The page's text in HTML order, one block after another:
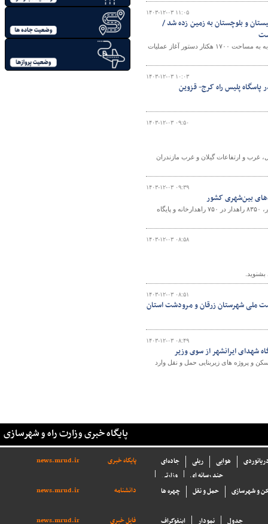
۱۴۰۳-۱۲-۰۳ ۱۱:۰۵
واحد مسکونی در جنوب سیستان و بلوچستان به زمین زده شد /
وزیر راه و شهرسازی با حضور در آیین کلنگ زنی ۹۰۵۰ واحد نهضت ملی مسکن در زمینی به به مساحت ۱۷۰۰ هکتار دستور آغاز عملیات
۱۴۰۳-۱۲-۰۳ ۱۰:۰۳
پلیس راه کرج- قزوین
۱۴۰۳-۱۲-۰۳ ۰۹:۵۰
غرب و ارتفاعات گیلان و غرب مازندران
۱۴۰۳-۱۲-۰۳ ۰۹:۳۹
با صدور هشدار نارنجی و قرمز سازمان هواشناسی و بارش برف و باران در ۲۸ استان کشور، ۸۳۵۰ راهدار در ۷۵۰ راهدارخانه و پایگاه‌
۱۴۰۳-۱۲-۰۳ ۰۸:۵۸
۱۴۰۳-۱۲-۰۳ ۰۸:۵۱
ملی شهرستان زرقان و مرودشت استان
۱۴۰۳-۱۲-۰۳ ۰۸:۴۹
شهدای ایرانشهر از سوی وزیر
و پروژه های زیربنایی حمل و نقل وارد
پایگاه خبری وزارت راه و شهرسازی
پایگاه خبری news.mrud.ir جاده‌ای ریلی هوایی
وزارتی
چند رسانه ای
دانشنامه
news.mrud.ir چهره ها حمل و نقل و شهرسازی
فایل خبری news.mrud.ir اینفوگراف نمودار جدول